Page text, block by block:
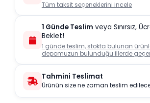
Tüm taksit seçeneklerini incele
1 Günde Teslim veya Sınırsız,
Beklet!
1 günde teslim, stokta bulunan
depomuzun bulunduğu illerde
Tahmini Teslimat
Ürünün size ne zaman teslim